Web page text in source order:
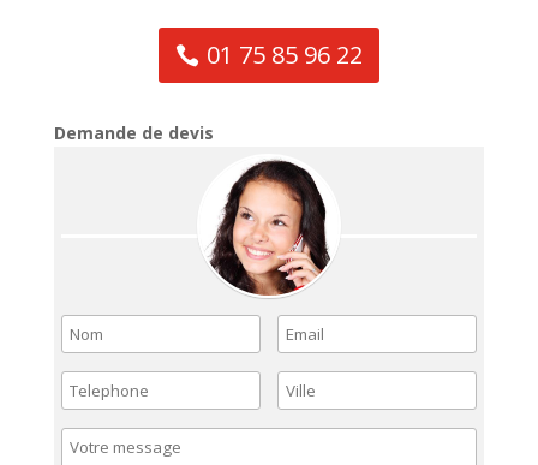
01 75 85 96 22
Demande de devis